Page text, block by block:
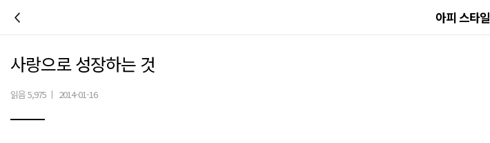
아피 스타일
사랑으로 성장하는 것
읽음 5,975 | 2014-01-16